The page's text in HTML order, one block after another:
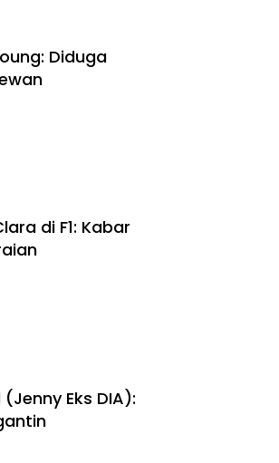
Diduga
di F1: Kabar
Eks DIA):